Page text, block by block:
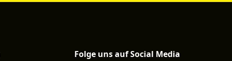
Folge uns auf Social Media